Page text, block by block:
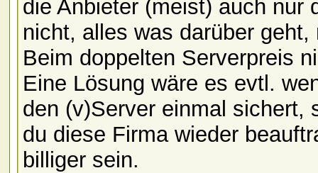
die Anbieter (meist) auch nur
nicht, alles was darüber
Beim doppelten Serverpreis
Eine Lösung wäre es evtl.
den (v)Server einmal sichert,
du diese Firma wieder
billiger sein.